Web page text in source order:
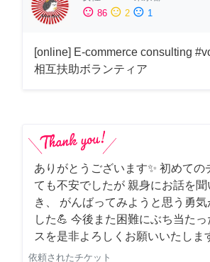
sentiment_satisfied 86 sentiment_neutral 2 sentiment_dissatisfied 1
[online] E-commerce consulting
相互扶助ボランティア
ありがとうございます✨ 初めての
ても不安でしたが 親身にお話を
き、 がんばってみようと思う勇気
した💪 今後また困難にぶち当たっ
スを是非よろしくお願いいたしま
依頼されたチケット